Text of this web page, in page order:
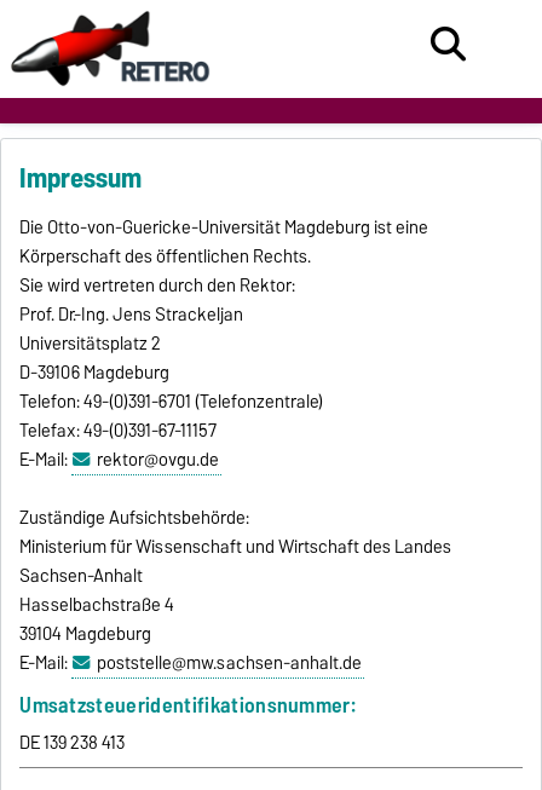
Impressum
Die Otto-von-Guericke-Universität Magdeburg ist eine
Körperschaft des öffentlichen Rechts.
Sie wird vertreten durch den Rektor:
Prof. Dr.-Ing. Jens Strackeljan
Universitätsplatz 2
D-39106 Magdeburg
Telefon: 49-(0)391-6701 (Telefonzentrale)
Telefax: 49-(0)391-67-11157
E-Mail:
rektor@ovgu.de
Zuständige Aufsichtsbehörde:
Ministerium für Wissenschaft und Wirtschaft des Landes
Sachsen-Anhalt
Hasselbachstraße 4
39104 Magdeburg
E-Mail:
poststelle@mw.sachsen-anhalt.de
Umsatzsteueridentifikationsnummer:
DE 139 238 413